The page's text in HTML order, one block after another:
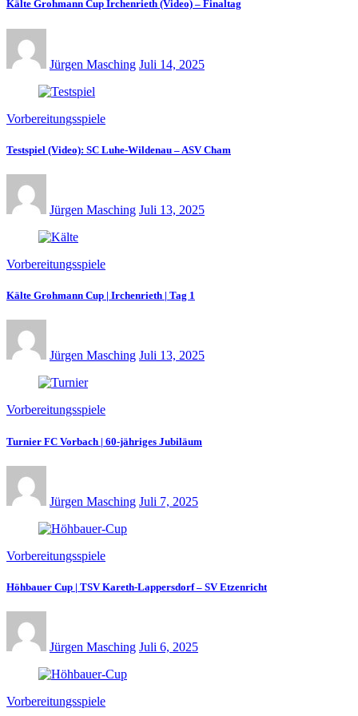
Kälte Grohmann Cup Irchenrieth (Video) – Finaltag
Jürgen Masching Juli 14, 2025
Vorbereitungsspiele
Testspiel (Video): SC Luhe-Wildenau – ASV Cham
Jürgen Masching Juli 13, 2025
Vorbereitungsspiele
Kälte Grohmann Cup | Irchenrieth | Tag 1
Jürgen Masching Juli 13, 2025
Vorbereitungsspiele
Turnier FC Vorbach | 60-jähriges Jubiläum
Jürgen Masching Juli 7, 2025
Vorbereitungsspiele
Höhbauer Cup | TSV Kareth-Lappersdorf – SV Etzenricht
Jürgen Masching Juli 6, 2025
Vorbereitungsspiele